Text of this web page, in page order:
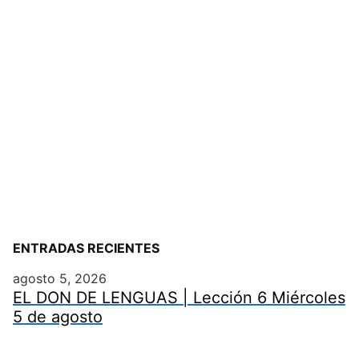
ENTRADAS RECIENTES
agosto 5, 2026
EL DON DE LENGUAS | Lección 6 Miércoles
5 de agosto